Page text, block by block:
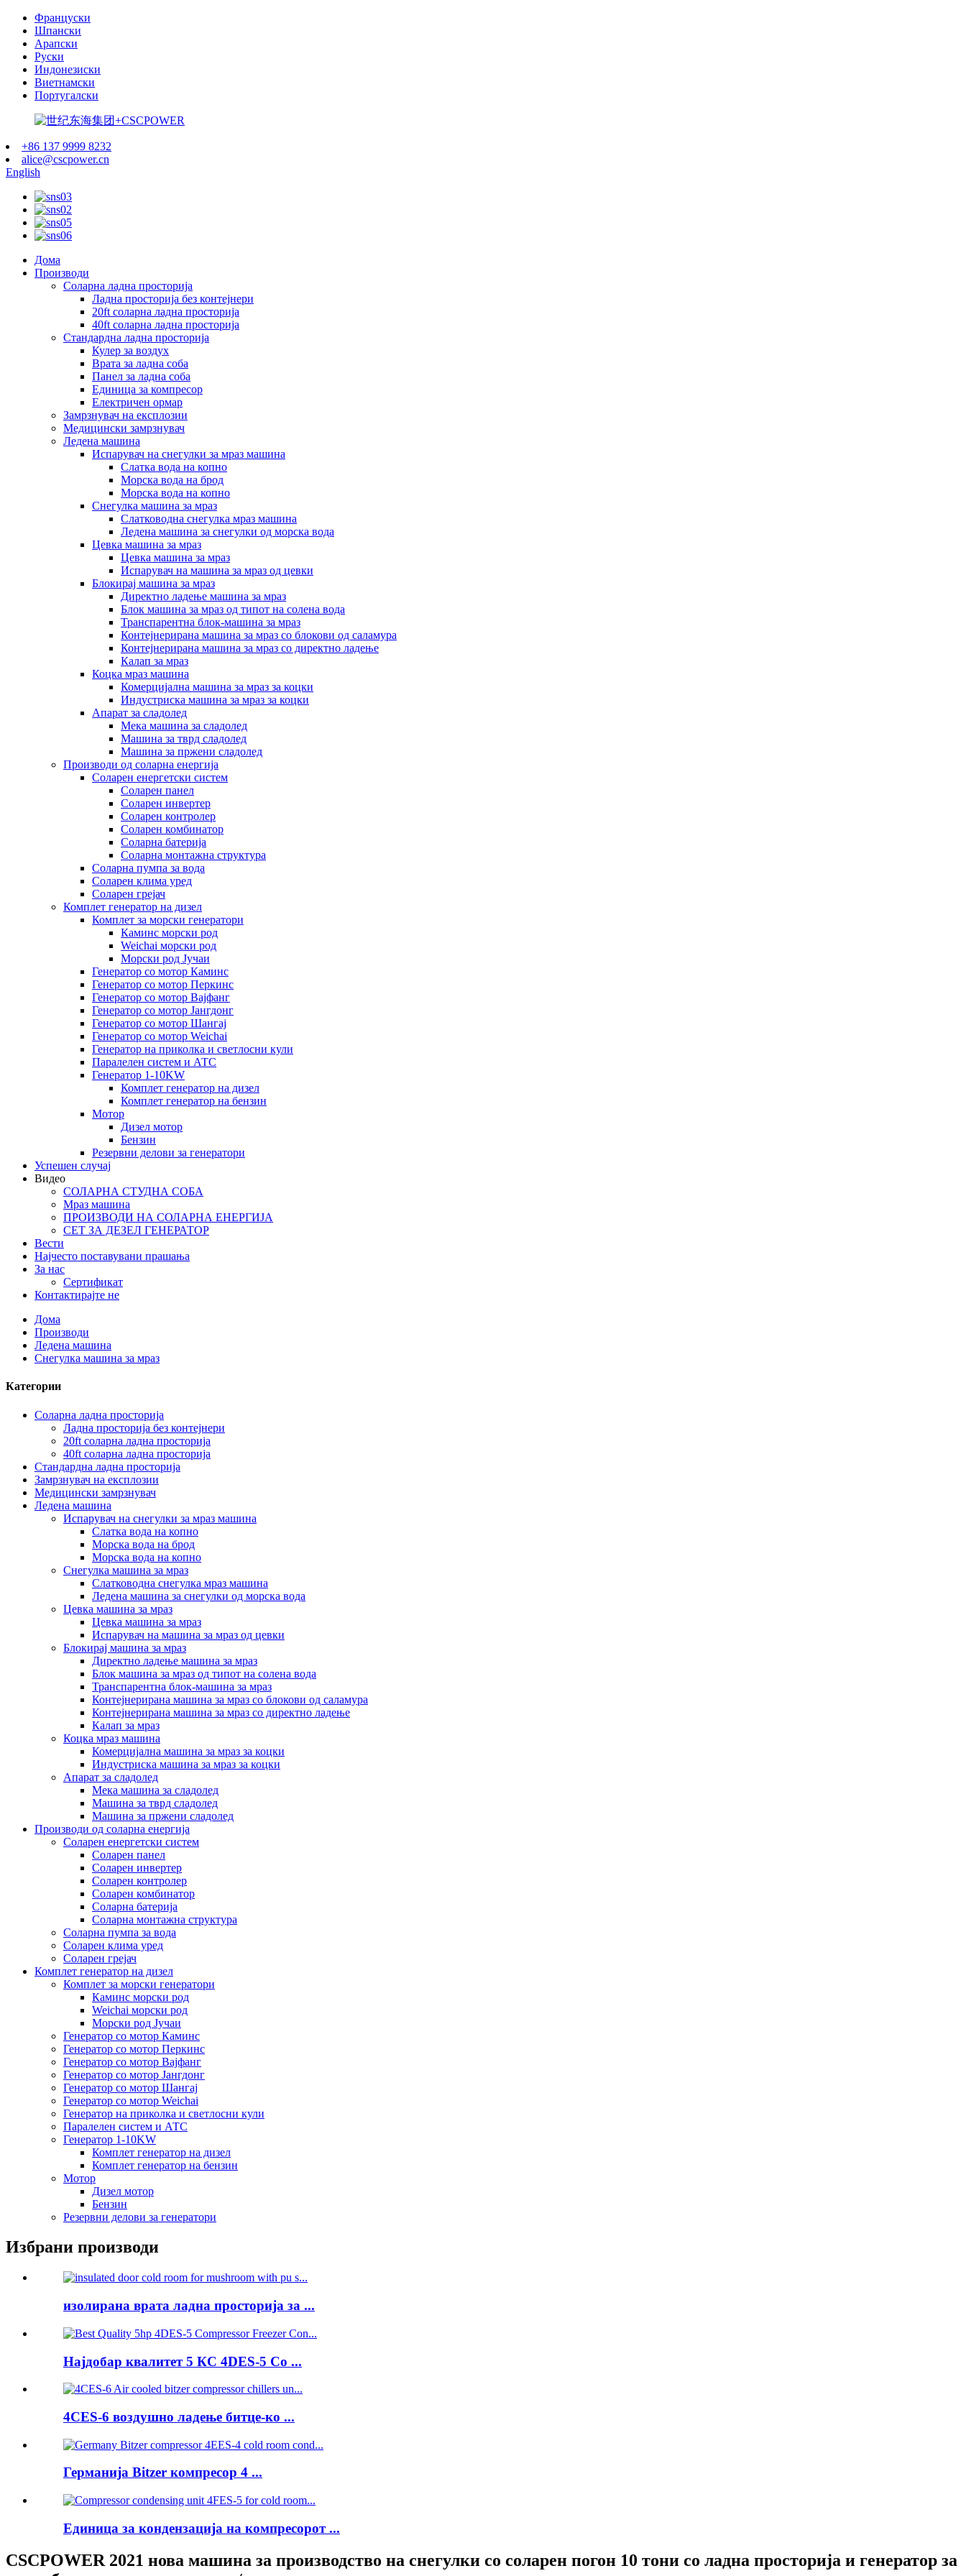
Француски
Шпански
Арапски
Руски
Индонезиски
Виетнамски
Португалски
+86 137 9999 8232
alice@cscpower.cn
English
Дома
Производи
Соларна ладна просторија
Ладна просторија без контејнери
20ft соларна ладна просторија
40ft соларна ладна просторија
Стандардна ладна просторија
Кулер за воздух
Врата за ладна соба
Панел за ладна соба
Единица за компресор
Електричен ормар
Замрзнувач на експлозии
Медицински замрзнувач
Ледена машина
Испарувач на снегулки за мраз машина
Слатка вода на копно
Морска вода на брод
Морска вода на копно
Снегулка машина за мраз
Слатководна снегулка мраз машина
Ледена машина за снегулки од морска вода
Цевка машина за мраз
Цевка машина за мраз
Испарувач на машина за мраз од цевки
Блокирај машина за мраз
Директно ладење машина за мраз
Блок машина за мраз од типот на солена вода
Транспарентна блок-машина за мраз
Контејнерирана машина за мраз со блокови од саламура
Контејнерирана машина за мраз со директно ладење
Калап за мраз
Коцка мраз машина
Комерцијална машина за мраз за коцки
Индустриска машина за мраз за коцки
Апарат за сладолед
Мека машина за сладолед
Машина за тврд сладолед
Машина за пржени сладолед
Производи од соларна енергија
Соларен енергетски систем
Соларен панел
Соларен инвертер
Соларен контролер
Соларен комбинатор
Соларна батерија
Соларна монтажна структура
Соларна пумпа за вода
Соларен клима уред
Соларен грејач
Комплет генератор на дизел
Комплет за морски генератори
Каминс морски род
Weichai морски род
Морски род Јучаи
Генератор со мотор Каминс
Генератор со мотор Перкинс
Генератор со мотор Вајфанг
Генератор со мотор Јангдонг
Генератор со мотор Шангај
Генератор со мотор Weichai
Генератор на приколка и светлосни кули
Паралелен систем и АТС
Генератор 1-10KW
Комплет генератор на дизел
Комплет генератор на бензин
Мотор
Дизел мотор
Бензин
Резервни делови за генератори
Успешен случај
Видео
СОЛАРНА СТУДНА СОБА
Мраз машина
ПРОИЗВОДИ НА СОЛАРНА ЕНЕРГИЈА
СЕТ ЗА ДЕЗЕЛ ГЕНЕРАТОР
Вести
Најчесто поставувани прашања
За нас
Сертификат
Контактирајте не
Дома
Производи
Ледена машина
Снегулка машина за мраз
Категории
Соларна ладна просторија
Ладна просторија без контејнери
20ft соларна ладна просторија
40ft соларна ладна просторија
Стандардна ладна просторија
Замрзнувач на експлозии
Медицински замрзнувач
Ледена машина
Испарувач на снегулки за мраз машина
Слатка вода на копно
Морска вода на брод
Морска вода на копно
Снегулка машина за мраз
Слатководна снегулка мраз машина
Ледена машина за снегулки од морска вода
Цевка машина за мраз
Цевка машина за мраз
Испарувач на машина за мраз од цевки
Блокирај машина за мраз
Директно ладење машина за мраз
Блок машина за мраз од типот на солена вода
Транспарентна блок-машина за мраз
Контејнерирана машина за мраз со блокови од саламура
Контејнерирана машина за мраз со директно ладење
Калап за мраз
Коцка мраз машина
Комерцијална машина за мраз за коцки
Индустриска машина за мраз за коцки
Апарат за сладолед
Мека машина за сладолед
Машина за тврд сладолед
Машина за пржени сладолед
Производи од соларна енергија
Соларен енергетски систем
Соларен панел
Соларен инвертер
Соларен контролер
Соларен комбинатор
Соларна батерија
Соларна монтажна структура
Соларна пумпа за вода
Соларен клима уред
Соларен грејач
Комплет генератор на дизел
Комплет за морски генератори
Каминс морски род
Weichai морски род
Морски род Јучаи
Генератор со мотор Каминс
Генератор со мотор Перкинс
Генератор со мотор Вајфанг
Генератор со мотор Јангдонг
Генератор со мотор Шангај
Генератор со мотор Weichai
Генератор на приколка и светлосни кули
Паралелен систем и АТС
Генератор 1-10KW
Комплет генератор на дизел
Комплет генератор на бензин
Мотор
Дизел мотор
Бензин
Резервни делови за генератори
Избрани производи
изолирана врата ладна просторија за ...
Најдобар квалитет 5 КС 4DES-5 Co ...
4CES-6 воздушно ладење битце-ко ...
Германија Bitzer компресор 4 ...
Единица за кондензација на компресорот ...
CSCPOWER 2021 нова машина за производство на снегулки со соларен погон 10 тони со ладна просторија и генератор за